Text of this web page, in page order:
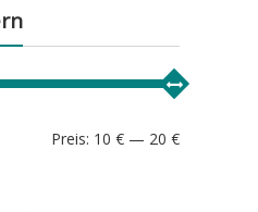
Min.
Max.
Preis: 10 € — 20 €